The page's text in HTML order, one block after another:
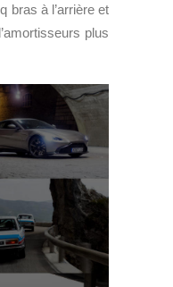
bras à l’arrière et
plus